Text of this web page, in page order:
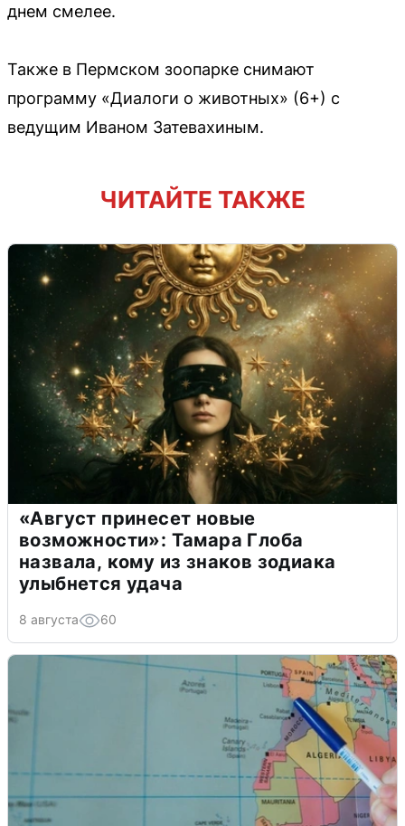
днем смелее.
Также в Пермском зоопарке снимают
программу «Диалоги о животных» (6+) с
ведущим Иваном Затевахиным.
ЧИТАЙТЕ ТАКЖЕ
«Август принесет новые
возможности»: Тамара Глоба
назвала, кому из знаков зодиака
улыбнется удача
8 августа 60